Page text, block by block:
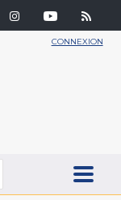
CONNEXION